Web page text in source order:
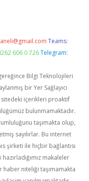
Teams:
606 0 726 Telegram:
Bilgi Teknolojileri
bir Yer Sağlayıcı
içerikleri proaktif
bulunmamaktadır.
taşımakta olup,
sayılırlar. Bu internet
şirketi ile hiçbir bağlantısı
makaleler
haber niteliği taşımamakta